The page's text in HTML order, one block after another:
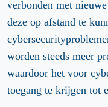
verbonden met
deze op afstand te
worden steeds meer
waardoor het voor
toegang te krijgen tot